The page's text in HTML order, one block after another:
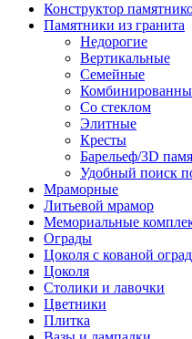
Конструктор
Памятники из гранита
Недорогие
Вертикальные
Семейные
Со стеклом
Элитные
Кресты
Барельеф/3D
Удобный поиск
Мраморные
Литьевой мрамор
Мемориальные
Ограды
Цоколя с кованой
Цоколя
Столики и лавочки
Цветники
Плитка